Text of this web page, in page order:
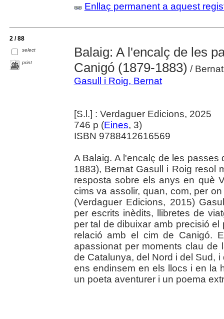
Enllaç permanent a aquest
2 / 88
select
print
Balaig: A l'encalç de les
Canigó (1879-1883) /
Gasull i Roig, Bernat
[S.l.] : Verdaguer Edicions, 2025
746 p (Eines, 3)
ISBN 9788412616569
A Balaig. A l'encalç de les
1883), Bernat Gasull i Roig resol
resposta sobre els anys en què
cims va assolir, quan, com, per
(Verdaguer Edicions, 2015)
per escrits inèdits, llibretes de
per tal de dibuixar amb precisió
relació amb el cim de Canigó.
apassionat per moments clau
de Catalunya, del Nord i del Sud,
ens endinsem en els llocs i en la
un poeta aventurer i un poema